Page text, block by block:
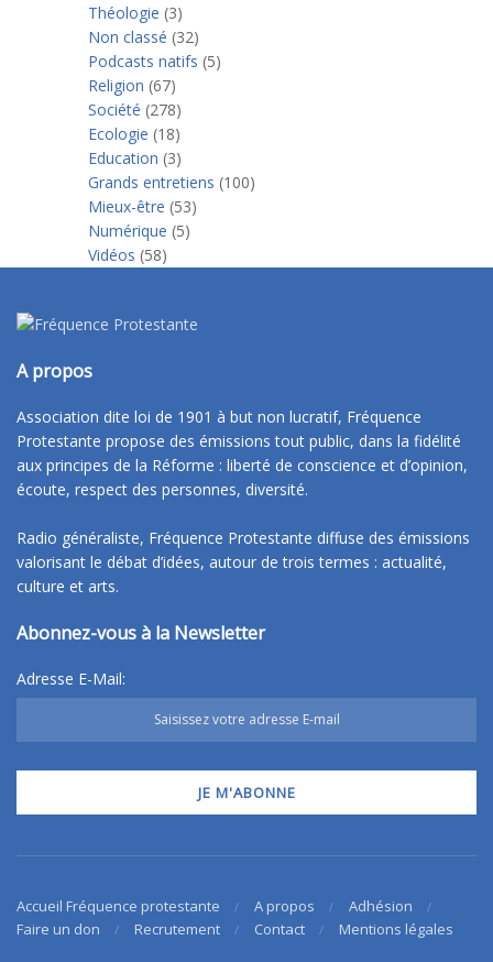
Théologie (3)
Non classé (32)
Podcasts natifs (5)
Religion (67)
Société (278)
Ecologie (18)
Education (3)
Grands entretiens (100)
Mieux-être (53)
Numérique (5)
Vidéos (58)
A propos
Association dite loi de 1901 à but non lucratif, Fréquence
Protestante propose des émissions tout public, dans la fidélité
aux principes de la Réforme : liberté de conscience et d’opinion,
écoute, respect des personnes, diversité.
Radio généraliste, Fréquence Protestante diffuse des émissions
valorisant le débat d’idées, autour de trois termes : actualité,
culture et arts.
Abonnez-vous à la Newsletter
Adresse E-Mail:
Accueil Fréquence protestante A propos
Adhésion
Faire un don
Recrutement Contact Mentions légales